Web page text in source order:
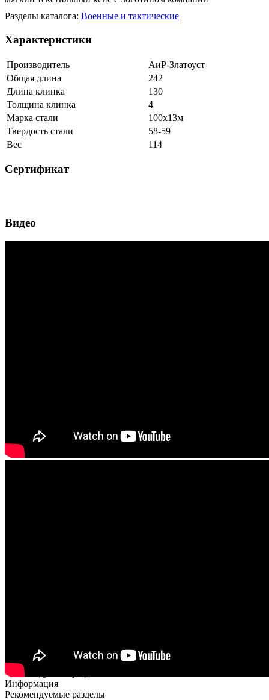
Разделы каталога: Военные и тактические
Характеристики
Производитель
АиР-Златоуст
Общая длина
242
Длина клинка
130
Толщина клинка
4
Марка стали
100х13м
Твердость стали
58-59
Вес
114
Сертификат
Видео
Рекомендуемые разделы
Информация
Рекомендуемые разделы